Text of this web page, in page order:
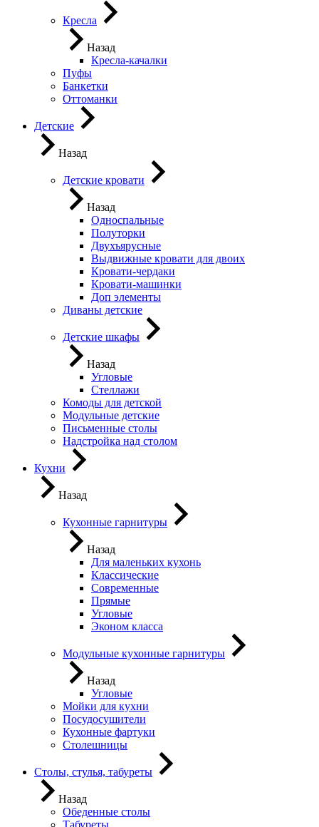
Кресла
Назад
Кресла-качалки
Пуфы
Банкетки
Оттоманки
Детские
Назад
Детские кровати
Назад
Односпальные
Полуторки
Двухъярусные
Выдвижные кровати для двоих
Кровати-чердаки
Кровати-машинки
Доп элементы
Диваны детские
Детские шкафы
Назад
Угловые
Стеллажи
Комоды для детской
Модульные детские
Письменные столы
Надстройка над столом
Кухни
Назад
Кухонные гарнитуры
Назад
Для маленьких кухонь
Классические
Современные
Прямые
Угловые
Эконом класса
Модульные кухонные гарнитуры
Назад
Угловые
Мойки для кухни
Посудосушители
Кухонные фартуки
Столешницы
Столы, стулья, табуреты
Назад
Обеденные столы
Табуреты